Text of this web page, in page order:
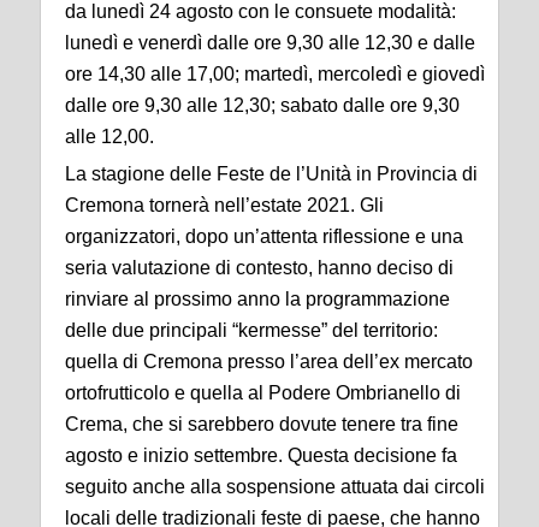
da lunedì 24 agosto con le consuete modalità:
lunedì e venerdì dalle ore 9,30 alle 12,30 e dalle
ore 14,30 alle 17,00; martedì, mercoledì e giovedì
dalle ore 9,30 alle 12,30; sabato dalle ore 9,30
alle 12,00.
La stagione delle Feste de l’Unità in Provincia di
Cremona tornerà nell’estate 2021. Gli
organizzatori, dopo un’attenta riflessione e una
seria valutazione di contesto, hanno deciso di
rinviare al prossimo anno la programmazione
delle due principali “kermesse” del territorio:
quella di Cremona presso l’area dell’ex mercato
ortofrutticolo e quella al Podere Ombrianello di
Crema, che si sarebbero dovute tenere tra fine
agosto e inizio settembre. Questa decisione fa
seguito anche alla sospensione attuata dai circoli
locali delle tradizionali feste di paese, che hanno